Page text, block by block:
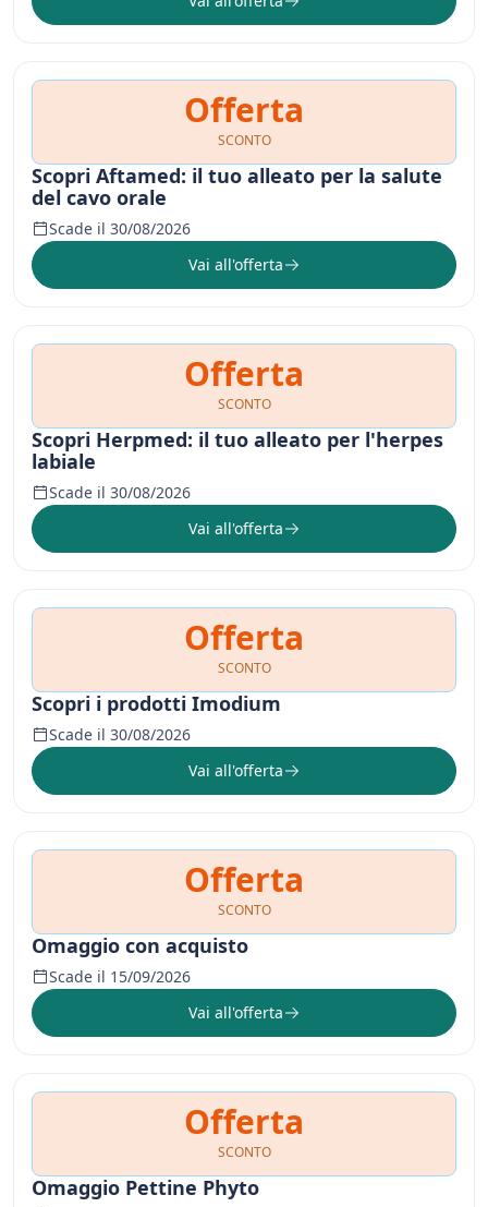
Offerta
SCONTO
Scopri Aftamed: il tuo alleato per la salute
del cavo orale
Scade il 30/08/2026
Vai all'offerta
Offerta
SCONTO
Scopri Herpmed: il tuo alleato per l'herpes
labiale
Scade il 30/08/2026
Vai all'offerta
Offerta
SCONTO
Scopri i prodotti Imodium
Scade il 30/08/2026
Vai all'offerta
Offerta
SCONTO
Omaggio con acquisto
Scade il 15/09/2026
Vai all'offerta
Offerta
SCONTO
Omaggio Pettine Phyto